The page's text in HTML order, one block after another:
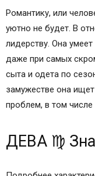
Романтику, или
уютно не будет. В
лидерству. Она
даже при самых
сыта и одета по
замужестве она
проблем, в том числе
ДЕВА ♍